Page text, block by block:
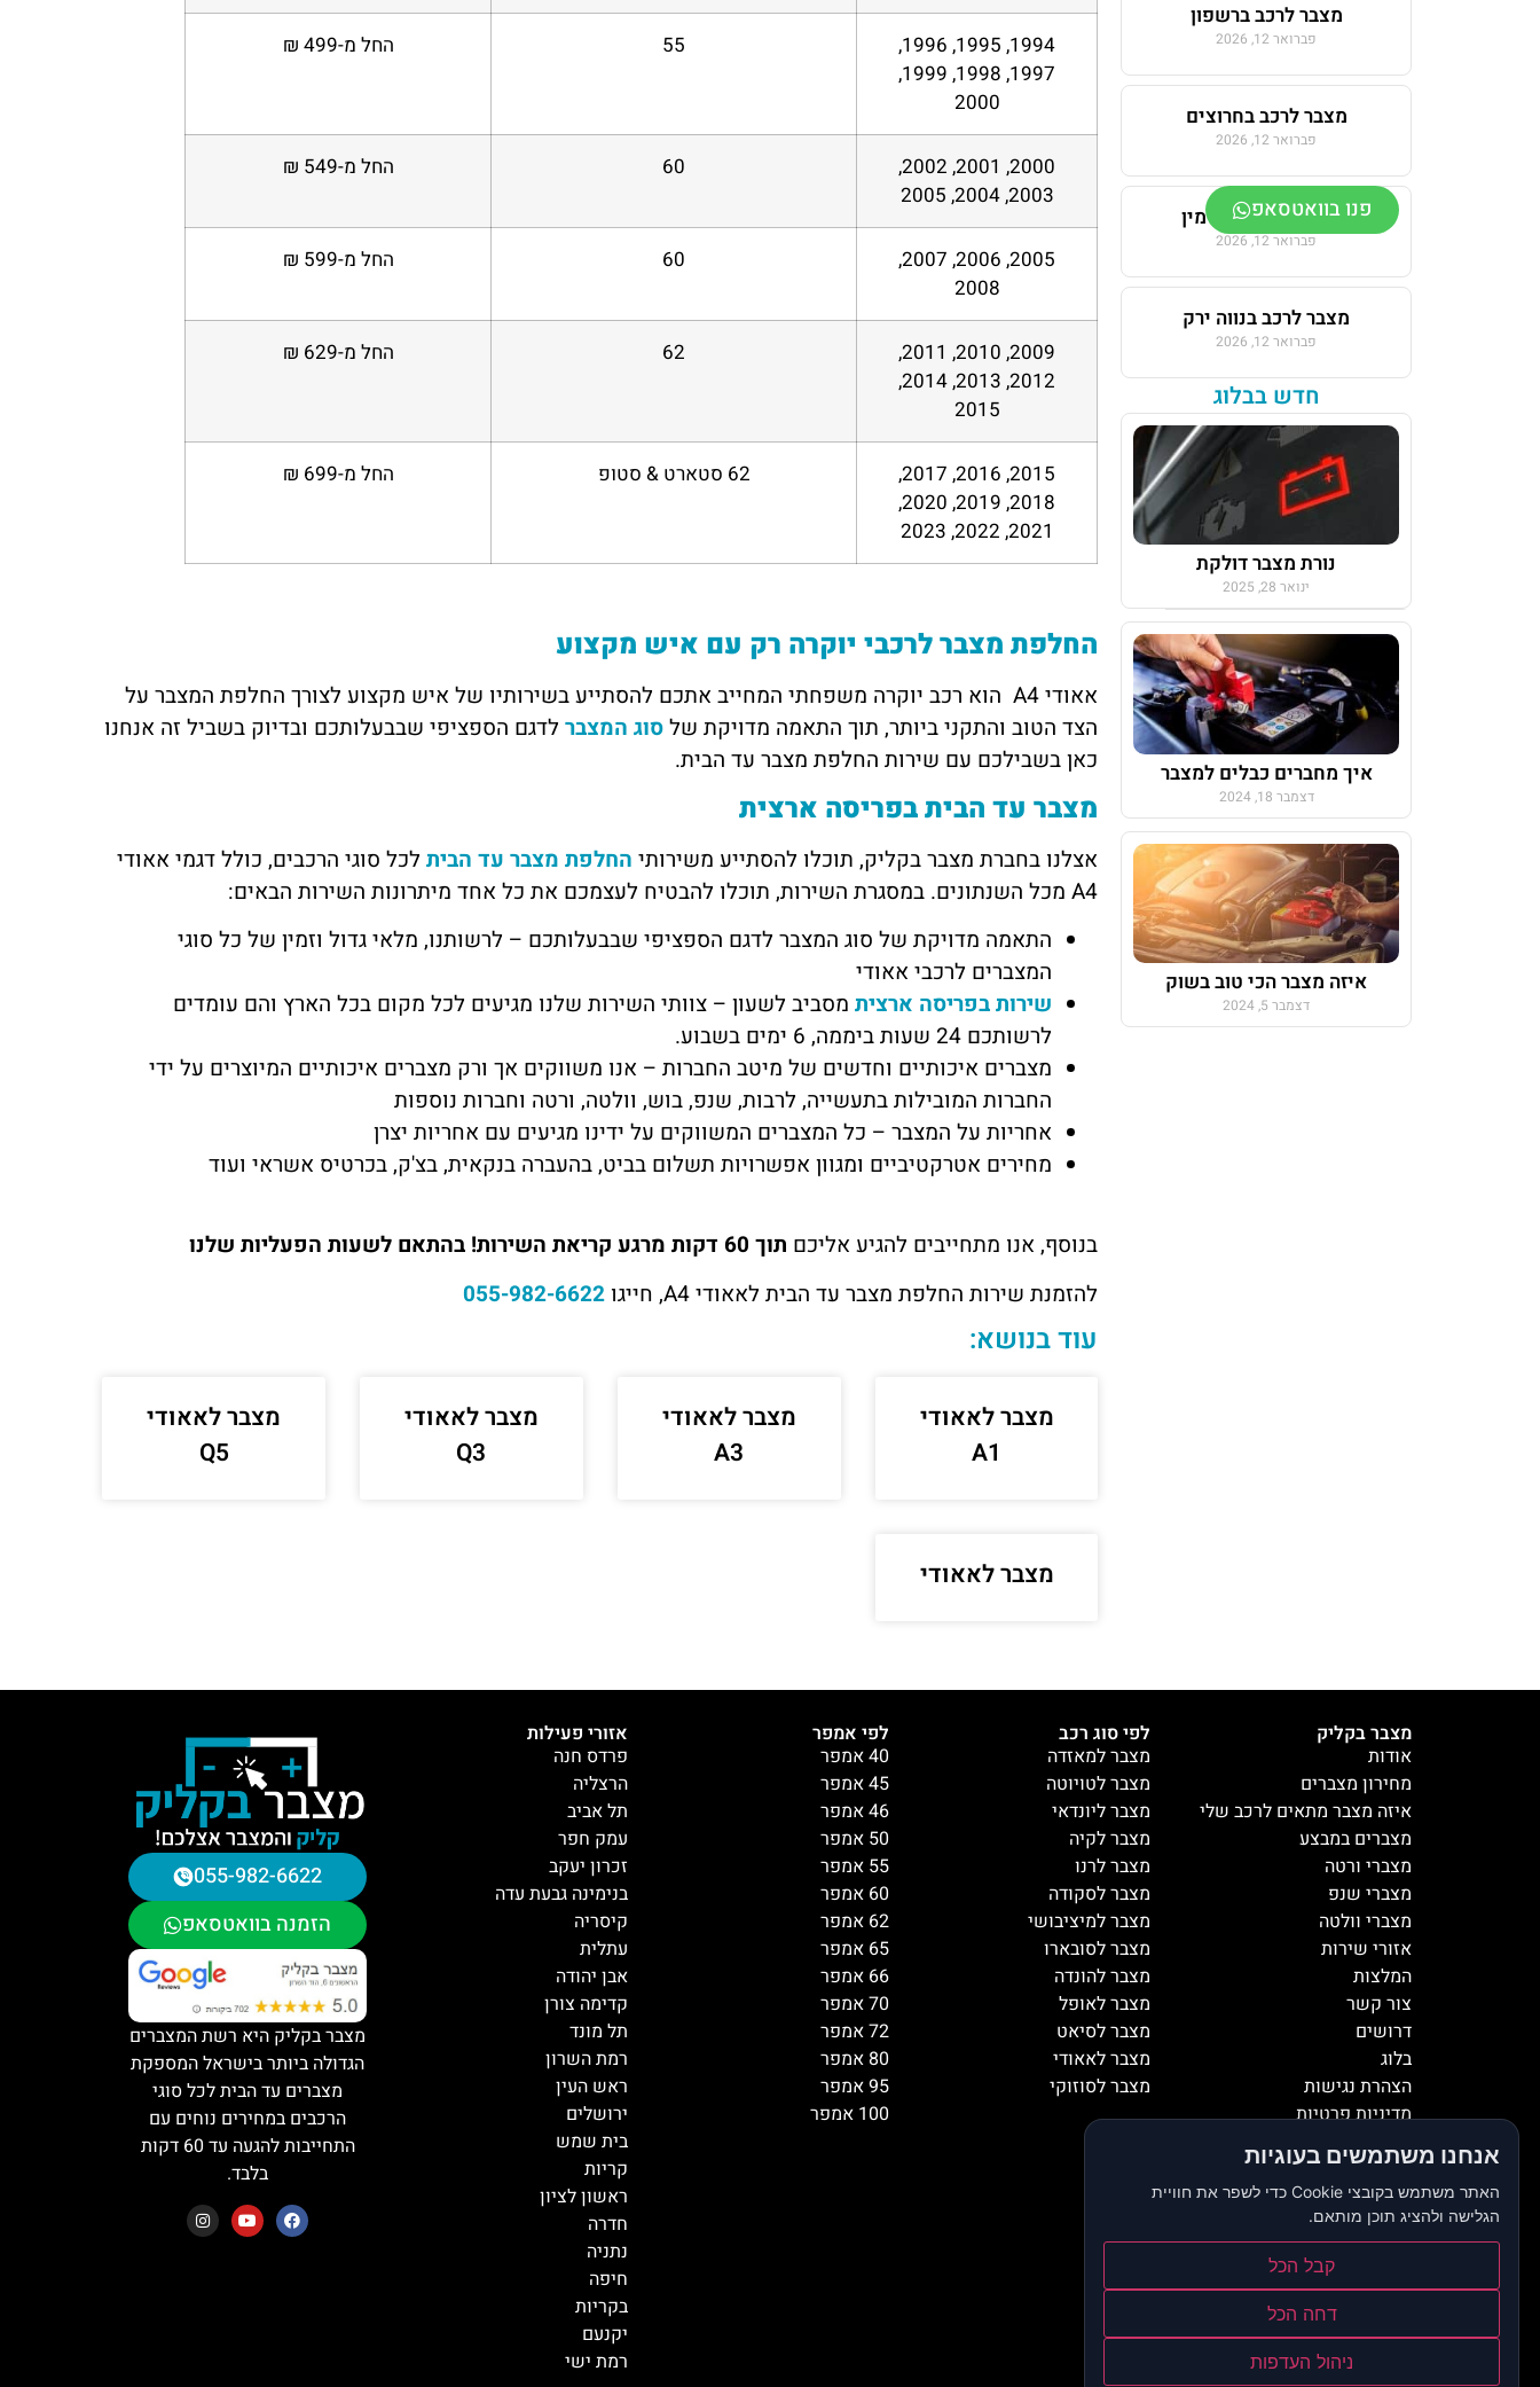
מצבר לרכב ברשפון
פברואר 12, 2026
מצבר לרכב בחרוצים
פברואר 12, 2026
מצבר לרכב בנווה ימין
פברואר 12, 2026
מצבר לרכב בנווה ירק
פברואר 12, 2026
חדש בבלוג
נורת מצבר דולקת
ינואר 28, 2025
איך מחברים כבלים למצבר
דצמבר 18, 2024
איזה מצבר הכי טוב בשוק
דצמבר 5, 2024
1994, 1995, 1996,
1997, 1998, 1999,
2000
55 החל מ-499 ₪
2000, 2001, 2002,
2003, 2004, 2005
60 החל מ-549 ₪
2005, 2006, 2007,
2008
60 החל מ-599 ₪
2009, 2010, 2011,
2012, 2013, 2014,
2015
62 החל מ-629 ₪
2015, 2016, 2017,
2018, 2019, 2020,
2021, 2022, 2023
62 סטארט & סטופ החל מ-699 ₪
החלפת מצבר לרכבי יוקרה רק עם איש מקצוע
אאודי A4 הוא רכב יוקרה משפחתי המחייב אתכם להסתייע בשירותיו של איש מקצוע לצורך החלפת המצבר על
הצד הטוב והתקני ביותר, תוך התאמה מדויקת שלסוג המצברלדגם הספציפי שבבעלותכם ובדיוק בשביל זה אנחנו
כאן בשבילכם עם שירות החלפת מצבר עד הבית.
מצבר עד הבית בפריסה ארצית
אצלנו בחברת מצבר בקליק, תוכלו להסתייע משירותי החלפת מצבר עד הביתלכל סוגי הרכבים, כולל דגמי אאודי
A4 מכל השנתונים. במסגרת השירות, תוכלו להבטיח לעצמכם את כל אחד מיתרונות השירות הבאים:
התאמה מדויקת של סוג המצבר לדגם הספציפי שבבעלותכם – לרשותנו, מלאי גדול וזמין של כל סוגי
המצברים לרכבי אאודי
שירות בפריסה ארציתמסביב לשעון – צוותי השירות שלנו מגיעים לכל מקום בכל הארץ והם עומדים
לרשותכם 24 שעות ביממה, 6 ימים בשבוע.
מצברים איכותיים וחדשים של מיטב החברות – אנו משווקים אך ורק מצברים איכותיים המיוצרים על ידי
החברות המובילות בתעשייה, לרבות, שנפ, בוש, וולטה, ורטה וחברות נוספות
אחריות על המצבר – כל המצברים המשווקים על ידינו מגיעים עם אחריות יצרן
מחירים אטרקטיביים ומגוון אפשרויות תשלום בביט, בהעברה בנקאית, בצ'ק, בכרטיס אשראי ועוד
בנוסף, אנו מתחייבים להגיע אליכם תוך 60 דקות מרגע קריאת השירות! בהתאם לשעות הפעליות שלנו
להזמנת שירות החלפת מצבר עד הבית לאאודי A4, חייגו
055-982-6622
עוד בנושא:
מצבר לאאודי
A1
מצבר לאאודי
A3
מצבר לאאודי
Q3
מצבר לאאודי
Q5
מצבר לאאודי
פנו בוואטסאפ
מצבר בקליק
אודות
מחירון מצברים
איזה מצבר מתאים לרכב שלי
מצברים במבצע
מצברי ורטה
מצברי שנפ
מצברי וולטה
אזורי שירות
המלצות
צור קשר
דרושים
בלוג
הצהרת נגישות
מדיניות פרטיות
לפי סוג רכב
מצבר למאזדה
מצבר לטויוטה
מצבר ליונדאי
מצבר לקיה
מצבר לרנו
מצבר לסקודה
מצבר למיציבושי
מצבר לסובארו
מצבר להונדה
מצבר לאופל
מצבר לסיאט
מצבר לאאודי
מצבר לסוזוקי
לפי אמפר
40 אמפר
45 אמפר
46 אמפר
50 אמפר
55 אמפר
60 אמפר
62 אמפר
65 אמפר
66 אמפר
70 אמפר
72 אמפר
80 אמפר
95 אמפר
100 אמפר
אזורי פעילות
פרדס חנה
הרצליה
תל אביב
עמק חפר
זכרון יעקב
בנימינה גבעת עדה
קיסריה
עתלית
אבן יהודה
קדימה צורן
תל מונד
רמת השרון
ראש העין
ירושלים
בית שמש
קריות
ראשון לציון
חדרה
נתניה
חיפה
בקריות
יקנעם
רמת ישי
055-982-6622
הזמנה בוואטסאפ
מצבר בקליק היא רשת המצברים
הגדולה ביותר בישראל המספקת
מצברים עד הבית לכל סוגי
הרכבים במחירים נוחים עם
התחייבות להגעה עד 60 דקות
בלבד.
אנחנו משתמשים בעוגיות
האתר משתמש בקובצי Cookie כדי לשפר את חוויית
הגלישה ולהציג תוכן מותאם.
קבל הכל
דחה הכל
ניהול העדפות